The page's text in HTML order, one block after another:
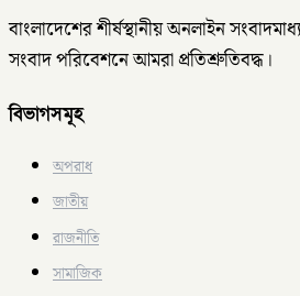
বাংলাদেশের শীর্ষস্থানীয় অনলাইন
সংবাদ পরিবেশনে আমরা প্রতিশ্রুতিবদ্ধ।
বিভাগসমূহ
অপরাধ
জাতীয়
রাজনীতি
সামাজিক